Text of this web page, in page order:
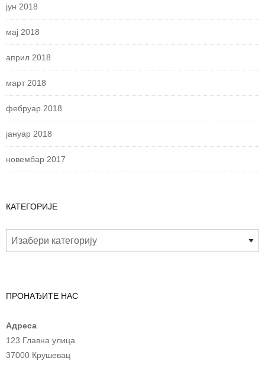
јун 2018
мај 2018
април 2018
март 2018
фебруар 2018
јануар 2018
новембар 2017
КАТЕГОРИЈЕ
ПРОНАЂИТЕ НАС
Адреса
123 Главна улица
37000 Крушевац